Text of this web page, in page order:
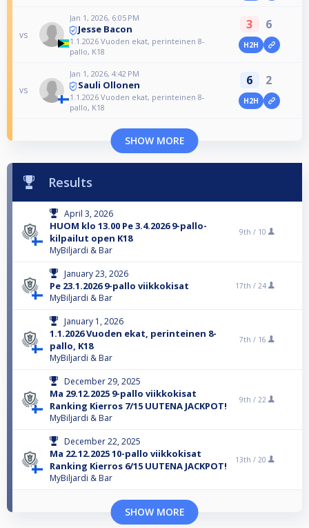
vs
Jan 1, 2026, 6:05 PM
Jesse Bacon
1.1.2026 Vuoden ekat, perinteinen 8-
pallo, K18
3 6
H2H
vs
Jan 1, 2026, 4:42 PM
Sauli Ollonen
1.1.2026 Vuoden ekat, perinteinen 8-
pallo, K18
6 2
H2H
SHOW MORE
Results
April 3, 2026
HUOM klo 13.00 Pe 3.4.2026 9-pallo-
kilpailut open K18
MyBiljardi & Bar
9th / 10
January 23, 2026
Pe 23.1.2026 9-pallo viikkokisat
MyBiljardi & Bar
17th / 24
January 1, 2026
1.1.2026 Vuoden ekat, perinteinen 8-
pallo, K18
MyBiljardi & Bar
7th / 16
December 29, 2025
Ma 29.12.2025 9-pallo viikkokisat
Ranking Kierros 7/15 UUTENA JACKPOT!
MyBiljardi & Bar
9th / 22
December 22, 2025
Ma 22.12.2025 10-pallo viikkokisat
Ranking Kierros 6/15 UUTENA JACKPOT!
MyBiljardi & Bar
13th / 20
SHOW MORE